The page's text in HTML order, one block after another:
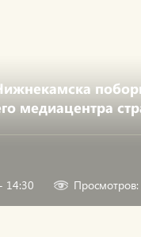
медиацентра
14:30